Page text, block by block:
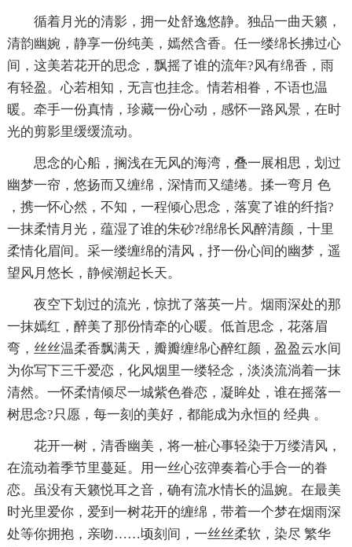
循着月光的清影，拥一处舒逸悠静。独品一曲天籁，
清韵幽婉，静享一份纯美，嫣然含香。任一缕绵长拂过心
间，这美若花开的思念，飘摇了谁的流年?风有绵香，雨
有轻盈。心若相知，无言也挂念。情若相眷，不语也温
暖。牵手一份真情，珍藏一份心动，感怀一路风景，在时
光的剪影里缓缓流动。
思念的心船，搁浅在无风的海湾，叠一展相思，划过
幽梦一帘，悠扬而又缠绵，深情而又缱绻。揉一弯月 色
，携一怀心然，不知，一程倾心思念，落寞了谁的纤指?
一抹柔情月光，蕴湿了谁的朱砂?绵绵长风醉清颜，十里
柔情化眉间。采一缕缠绵的清风，抒一份心间的幽梦，遥
望风月悠长，静候潮起长天。
夜空下划过的流光，惊扰了落英一片。烟雨深处的那
一抹嫣红，醉美了那份情牵的心暖。低首思念，花落眉
弯，丝丝温柔香飘满天，瓣瓣缠绵心醉红颜，盈盈云水间
为你写下三千爱恋，化风烟里一缕轻念，淡淡流淌着一抹
清然。一怀柔情倾尽一城紫色眷恋，凝眸处，谁在摇落一
树思念?只愿，每一刻的美好，都能成为永恒的 经典 。
花开一树，清香幽美，将一桩心事轻染于万缕清风，
在流动着季节里蔓延。用一丝心弦弹奏着心手合一的眷
恋。虽没有天籁悦耳之音，确有流水情长的温婉。在最美
时光里爱你，爱到一树花开的缠绵，带着一个梦在烟雨深
处等你拥抱，亲吻……顷刻间，一丝丝柔软，染尽 繁华